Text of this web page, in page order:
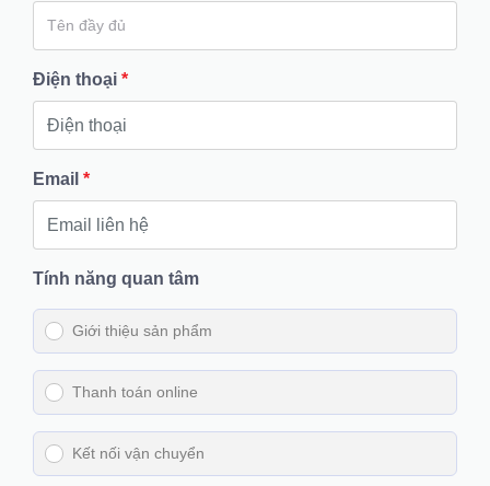
Điện thoại *
Email *
Tính năng quan tâm
Giới thiệu sản phẩm
Thanh toán online
Kết nối vận chuyển